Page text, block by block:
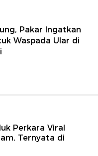
Pakar Ingatkan
Waspada Ular di
Perkara Viral
Ternyata di